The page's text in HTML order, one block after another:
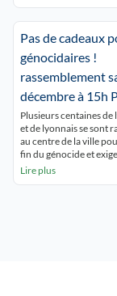
distribution Yenot
exploite des magasins
dans les colonies
Cisjordanie occupée.
Carrefour […]
Pas de cadeaux
génocidaires !
rassemblement
décembre à 15h
la République
Plusieurs centaines de
et de lyonnais se sont
au centre de la ville
fin du génocide et
sanctions ontre Israël,
prises de paroles ont
dénoncer les marques
Lire plus